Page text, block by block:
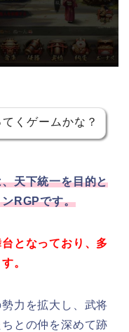
くゲームかな？
天下統一を目的と
RGPです。
となっており、多
。
力を拡大し、武将
との仲を深めて跡